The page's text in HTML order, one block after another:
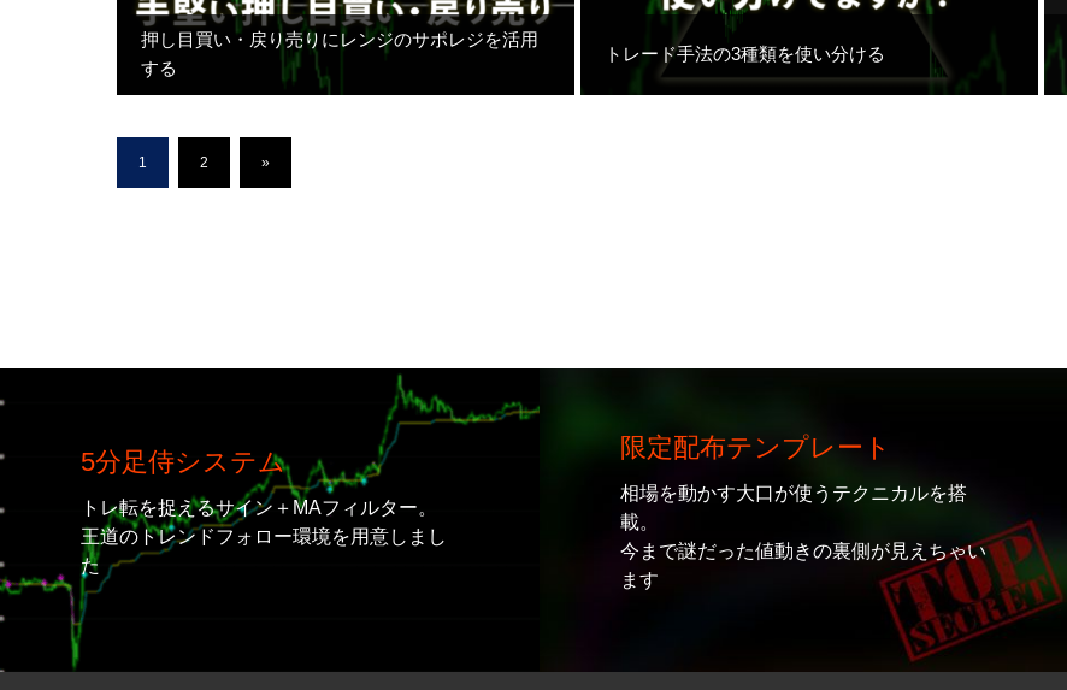
押し目買い・戻り売りにレンジのサポレジを活用
する
トレード手法の3種類を使い分ける
1 2 »
5分足侍システム
トレ転を捉えるサイン＋MAフィルター。
王道のトレンドフォロー環境を用意しまし
た
限定配布テンプレート
相場を動かす大口が使うテクニカルを搭
載。
今まで謎だった値動きの裏側が見えちゃい
ます